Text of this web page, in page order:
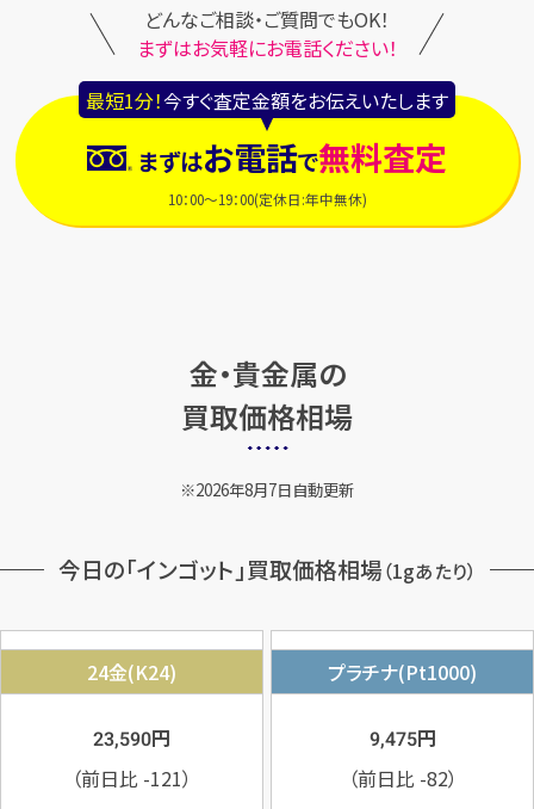
どんなご相談・ご質問でもOK！
まずはお気軽にお電話ください！
最短1分！今すぐ査定金額をお伝えいたします
まずはお電話で無料査定
10：00～19：00(定休日:年中無休)
金・貴金属の
買取価格相場
2026年8月7日自動更新
今日の「インゴット」買取価格相場（1gあたり）
24金(K24)
23,590円
（前日比 -121）
プラチナ(Pt1000)
9,475円
（前日比 -82）